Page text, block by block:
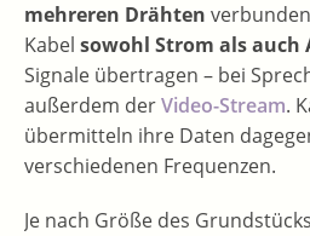
mehreren Drähten
Kabel sowohl Strom als auch
Signale übertragen – bei
außerdem derVideo-Stream.
übermitteln ihre Daten
verschiedenen Frequenzen.
Je nach Größe des